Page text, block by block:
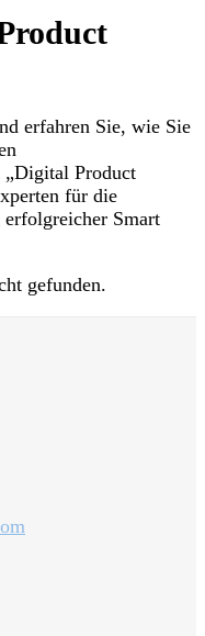
erfahren Sie, wie Sie
„Digital Product
für die
Smart
gefunden.